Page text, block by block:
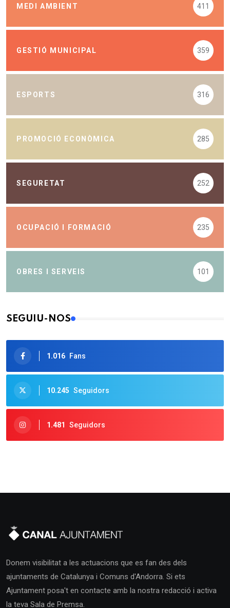
MEDI AMBIENT 411
GESTIÓ MUNICIPAL 359
ESPORTS 316
PROMOCIÓ ECONÒMICA 285
SEGURETAT 252
OCUPACIÓ I FORMACIÓ 235
OBRES I SERVEIS 101
SEGUIU-NOS
1.016 Fans
10.245 Seguidors
1.481 Seguidors
Donem visibilitat a les actuacions que es fan des dels
ajuntaments de Catalunya i Comuns d'Andorra. Si ets
Ajuntament posa't en contacte amb la nostra redacció i activa
la teva Sala de Premsa.